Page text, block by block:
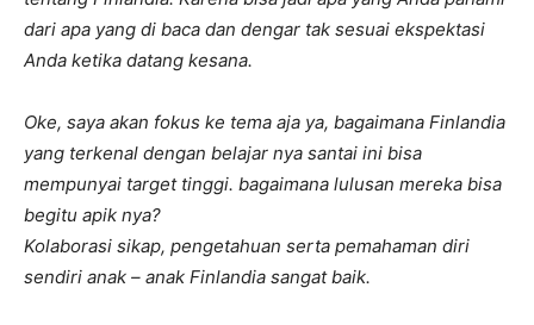
dari apa yang di baca dan dengar tak sesuai ekspektasi
Anda ketika datang kesana.
Oke, saya akan fokus ke tema aja ya, bagaimana Finlandia
yang terkenal dengan belajar nya santai ini bisa
mempunyai target tinggi. bagaimana lulusan mereka bisa
begitu apik nya?
Kolaborasi sikap, pengetahuan serta pemahaman diri
sendiri anak – anak Finlandia sangat baik.